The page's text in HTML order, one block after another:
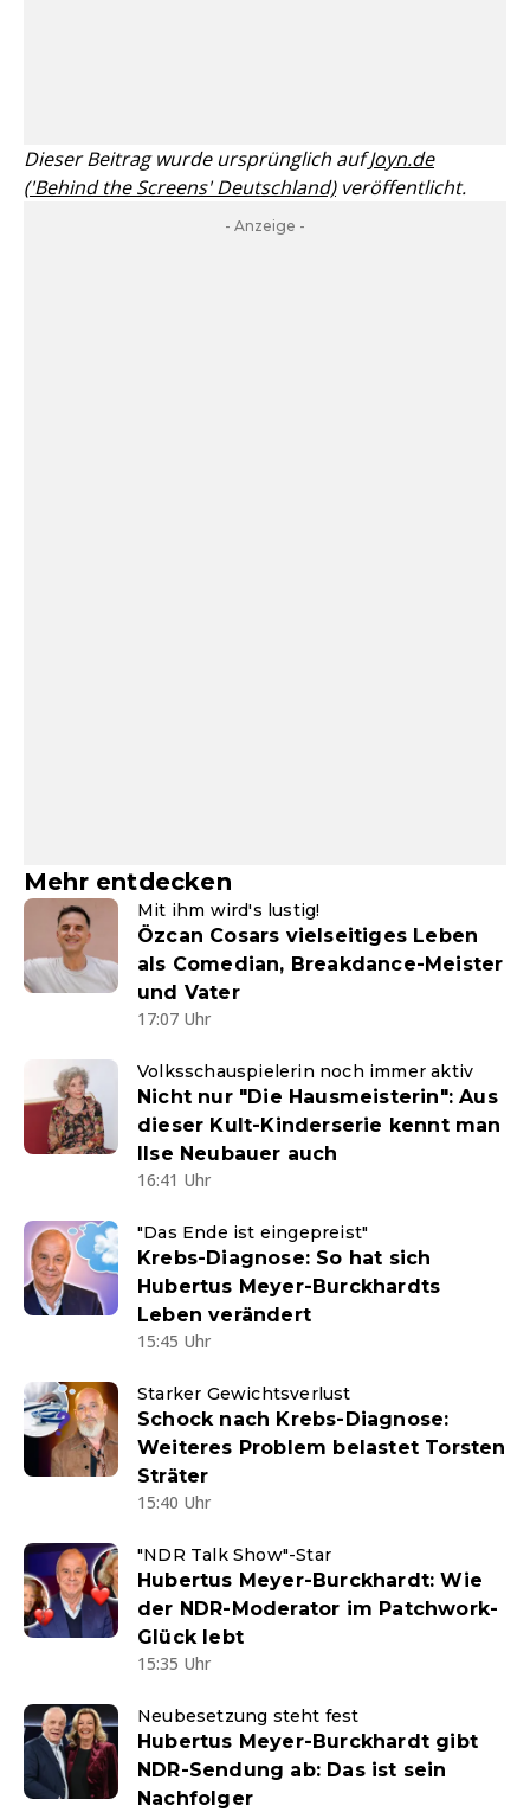
Dieser Beitrag wurde ursprünglich aufJoyn.de
('Behind the Screens' Deutschland)veröffentlicht.
- Anzeige -
Mehr entdecken
Mit ihm wird's lustig!
Özcan Cosars vielseitiges Leben
als Comedian, Breakdance-Meister
und Vater
17:07 Uhr
Volksschauspielerin noch immer aktiv
Nicht nur "Die Hausmeisterin": Aus
dieser Kult-Kinderserie kennt man
Ilse Neubauer auch
16:41 Uhr
"Das Ende ist eingepreist"
Krebs-Diagnose: So hat sich
Hubertus Meyer-Burckhardts
Leben verändert
15:45 Uhr
Starker Gewichtsverlust
Schock nach Krebs-Diagnose:
Weiteres Problem belastet Torsten
Sträter
15:40 Uhr
"NDR Talk Show"-Star
Hubertus Meyer-Burckhardt: Wie
der NDR-Moderator im Patchwork-
Glück lebt
15:35 Uhr
Neubesetzung steht fest
Hubertus Meyer-Burckhardt gibt
NDR-Sendung ab: Das ist sein
Nachfolger